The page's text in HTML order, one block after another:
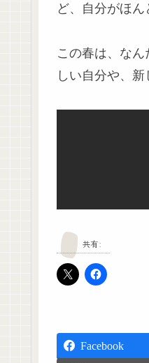
ど、自分がほ
この春は、な
しい自分や、
共有:
Facebook